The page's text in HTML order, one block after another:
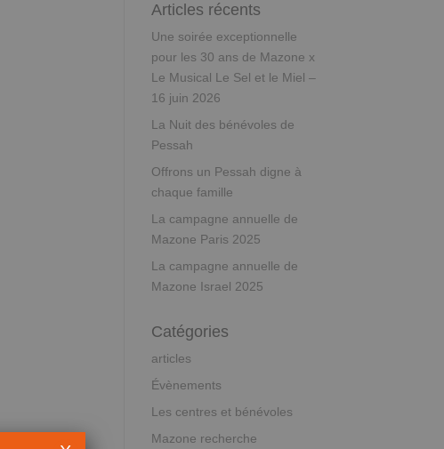
Articles récents
Une soirée exceptionnelle
pour les 30 ans de Mazone x
Le Musical Le Sel et le Miel –
16 juin 2026
La Nuit des bénévoles de
Pessah
Offrons un Pessah digne à
chaque famille
La campagne annuelle de
Mazone Paris 2025
La campagne annuelle de
Mazone Israel 2025
Catégories
articles
Évènements
Les centres et bénévoles
Mazone recherche